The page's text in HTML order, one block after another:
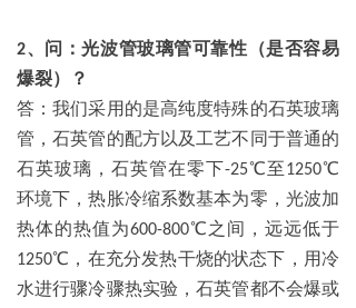
2、问：光波管玻璃管可靠性（是否容易
爆裂）？
答：我们采用的是高纯度特殊的石英玻璃
管，石英管的配方以及工艺不同于普通的
石英玻璃，石英管在零下-25℃至1250℃
环境下，热胀冷缩系数基本为零，光波加
热体的热值为600-800℃之间，远远低于
1250℃，在充分发热干烧的状态下，用冷
水进行骤冷骤热实验，石英管都不会爆或